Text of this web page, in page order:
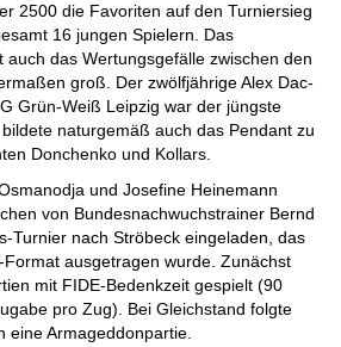
2500 die Favoriten auf den Turniersieg
16 jungen Spielern. Das
auch das Wertungsgefälle zwischen den
groß. Der zwölfjährige Alex Dac-
Grün-Weiß Leipzig war der jüngste
naturgemäß auch das Pendant zu
Donchenko und Kollars.
und Josefine Heinemann
von Bundesnachwuchstrainer Bernd
Turnier nach Ströbeck eingeladen, das
ausgetragen wurde. Zunächst
mit FIDE-Bedenkzeit gespielt (90
pro Zug). Bei Gleichstand folgte
eine Armageddonpartie.